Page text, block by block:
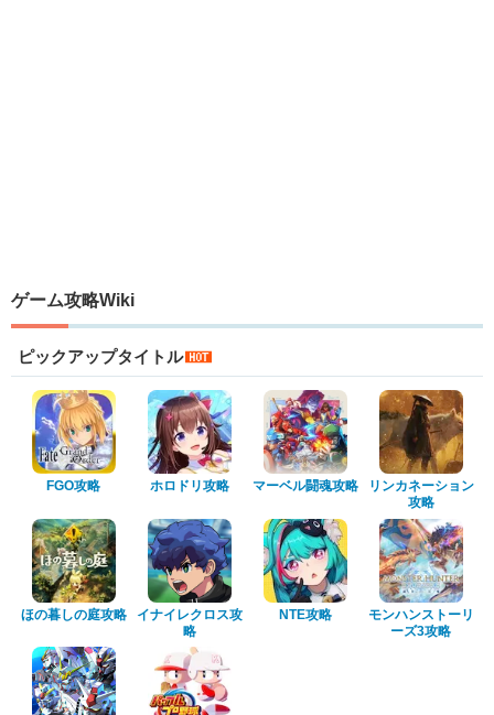
ゲーム攻略Wiki
ピックアップタイトル
FGO攻略 ホロドリ攻略 マーベル闘魂攻略
リンカネーション
攻略
ほの暮しの庭攻略
イナイレクロス攻
略
NTE攻略
モンハンストーリ
ーズ3攻略